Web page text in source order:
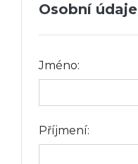
Osobní údaje
Jméno:
Příjmení: